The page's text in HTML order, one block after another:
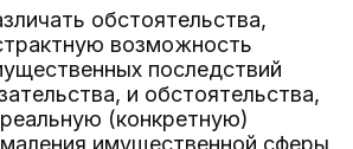
обстоятельства,
возможность
последствий
и обстоятельства,
(конкретную)
имущественной сферы